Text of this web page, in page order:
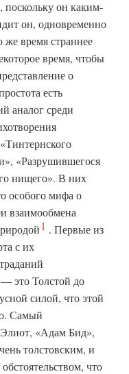
он каким-
он, одновременно
же время страннее
время, чтобы
о
есть
аналог среди
«Разрушившегося
нищего». В них
особого мифа о
взаимообмена
1 . Первые из
с их
это Толстой до
силой, что этой
Самый
«Адам Бид»,
толстовским, и
что